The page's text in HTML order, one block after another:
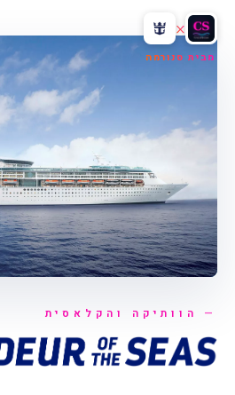
×
מבית סנורמה
הוותיקה והקלאסית